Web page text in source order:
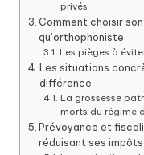
privés
Comment choisir
qu’orthophoniste
Les pièges à
Les situations
différence
La grossesse
morts du régime
Prévoyance et
réduisant ses impôts